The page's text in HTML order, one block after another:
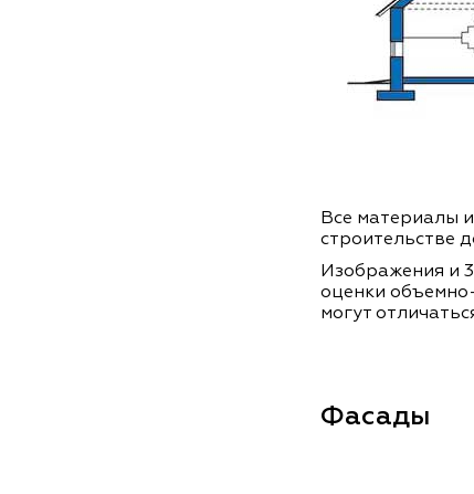
Все материалы
строительстве
Изображения и
оценки
могут
Фасады